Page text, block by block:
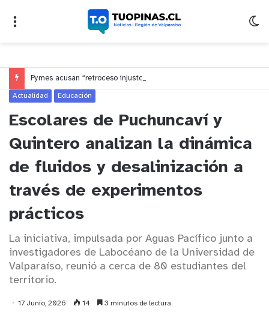
Actualidad Educación
Escolares de Puchuncaví y
Quintero analizan la dinámica
de fluidos y desalinización a
través de experimentos
prácticos
La iniciativa, impulsada por Aguas Pacífico junto a
investigadores de Labocéano de la Universidad de
Valparaíso, reunió a cerca de 80 estudiantes del
territorio.
17 Junio, 2026 14 3 minutos de lectura